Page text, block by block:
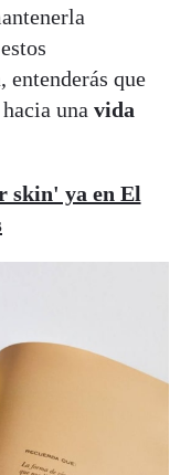
que
una vida
skin' ya en El